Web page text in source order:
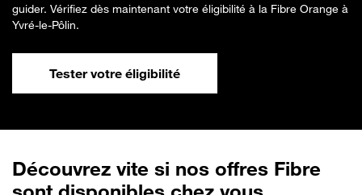
guider. Vérifiez dès maintenant votre éligibilité à la Fibre Orange à
Yvré-le-Pôlin.
Tester votre éligibilité
Découvrez vite si nos offres Fibre